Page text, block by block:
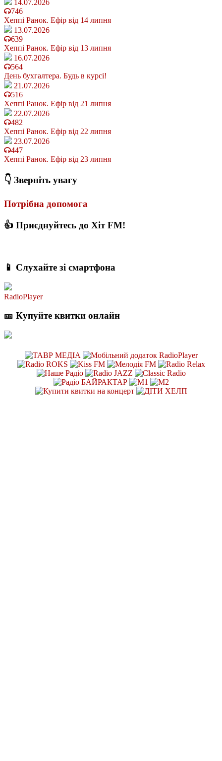
14.07.2026
746
Хеппі Ранок. Ефір від 14 липня
13.07.2026
639
Хеппі Ранок. Ефір від 13 липня
16.07.2026
564
День бухгалтера. Будь в курсі!
21.07.2026
516
Хеппі Ранок. Ефір від 21 липня
22.07.2026
482
Хеппі Ранок. Ефір від 22 липня
23.07.2026
447
Хеппі Ранок. Ефір від 23 липня
👇 Зверніть увагу
Потрібна допомога
👍 Приєднуйтесь до Хіт FM!
📱 Слухайте зі смартфона
RadioPlayer
🎫 Купуйте квитки онлайн